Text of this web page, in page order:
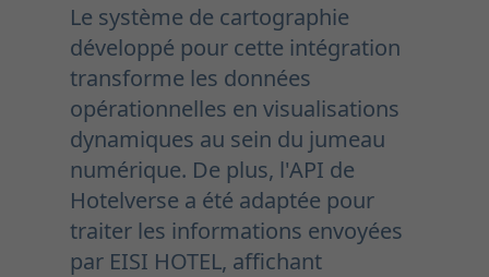
Le système de cartographie
développé pour cette intégration
transforme les données
opérationnelles en visualisations
dynamiques au sein du jumeau
numérique. De plus, l'API de
Hotelverse a été adaptée pour
traiter les informations envoyées
par EISI HOTEL, affichant